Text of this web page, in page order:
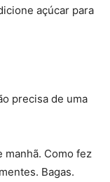
açúcar para
precisa de uma
manhã. Como fez
Bagas.